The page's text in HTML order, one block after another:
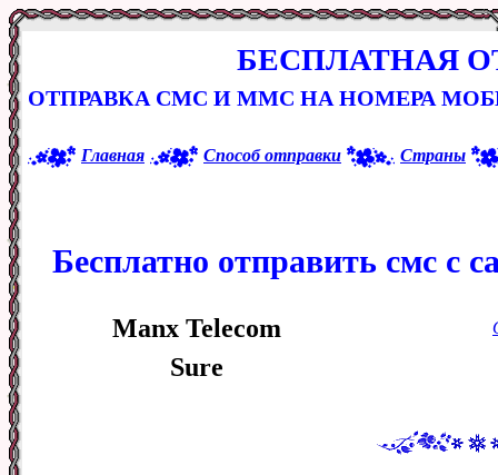
БЕСПЛАТНАЯ
ОТПРАВКА СМС И ММС НА НОМЕРА
Главная Способ отправки Страны
Бесплатно отправить смс с
Manx Telecom
Sure